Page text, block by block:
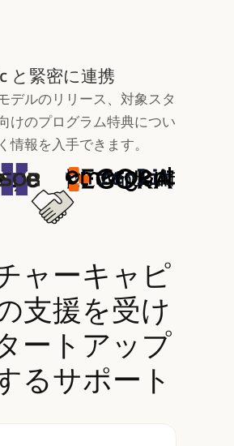
と緊密に連携
デルのリリース、対象スタ
けのプログラム特典につい
情報を入手できます。
ャーキャピ
支援を受け
ートアップ
るサポート